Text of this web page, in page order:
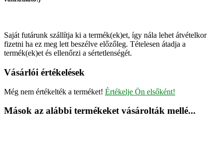
Saját futárunk szállítja ki a termék(ek)et, így nála lehet átvételkor
fizetni ha ez meg lett beszélve előzőleg. Tételesen átadja a
termék(ek)et és ellenőrzi a sértetlenségét.
Vásárlói értékelések
Még nem értékelték a terméket! Értékelje Ön elsőként!
Mások az alábbi termékeket vásárolták mellé...